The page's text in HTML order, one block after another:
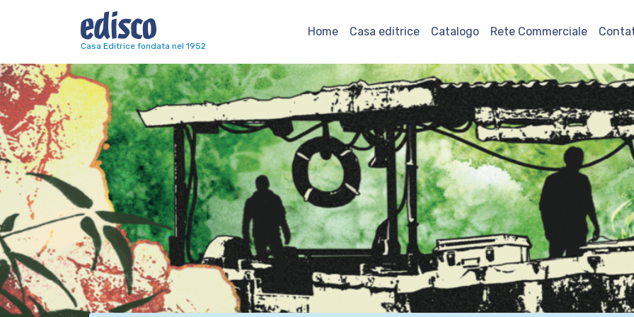
Navigazione principale
Casa Editrice fondata nel 1952
Home Casa editrice Catalogo Rete Commerciale